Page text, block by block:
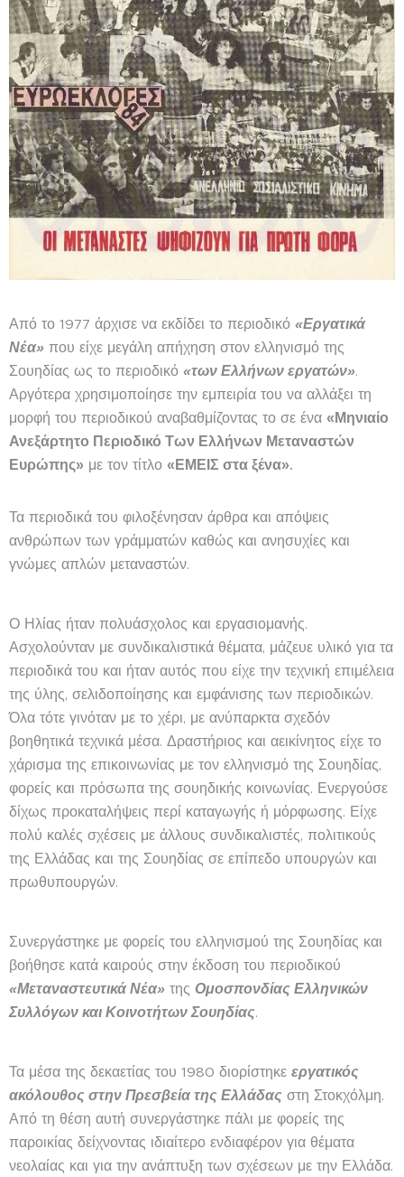
Από το 1977 άρχισε να εκδίδει το περιοδικό «Εργατικά
Νέα» που είχε μεγάλη απήχηση στον ελληνισμό της
Σουηδίας ως το περιοδικό «των Ελλήνων εργατών».
Αργότερα χρησιμοποίησε την εμπειρία του να αλλάξει τη
μορφή του περιοδικού αναβαθμίζοντας το σε ένα «Μηνιαίο
Ανεξάρτητο Περιοδικό Των Ελλήνων Μεταναστών
Ευρώπης» με τον τίτλο «ΕΜΕΙΣ στα ξένα».
Τα περιοδικά του φιλοξένησαν άρθρα και απόψεις
ανθρώπων των γράμματών καθώς και ανησυχίες και
γνώμες απλών μεταναστών.
Ο Ηλίας ήταν πολυάσχολος και εργασιομανής.
Ασχολούνταν με συνδικαλιστικά θέματα, μάζευε υλικό για τα
περιοδικά του και ήταν αυτός που είχε την τεχνική επιμέλεια
της ύλης, σελιδοποίησης και εμφάνισης των περιοδικών.
Όλα τότε γινόταν με το χέρι, με ανύπαρκτα σχεδόν
βοηθητικά τεχνικά μέσα. Δραστήριος και αεικίνητος είχε το
χάρισμα της επικοινωνίας με τον ελληνισμό της Σουηδίας,
φορείς και πρόσωπα της σουηδικής κοινωνίας. Ενεργούσε
δίχως προκαταλήψεις περί καταγωγής ή μόρφωσης. Είχε
πολύ καλές σχέσεις με άλλους συνδικαλιστές, πολιτικούς
της Ελλάδας και της Σουηδίας σε επίπεδο υπουργών και
πρωθυπουργών.
Συνεργάστηκε με φορείς του ελληνισμού της Σουηδίας και
βοήθησε κατά καιρούς στην έκδοση του περιοδικού
«Μεταναστευτικά Νέα» της Ομοσπονδίας Ελληνικών
Συλλόγων και Κοινοτήτων Σουηδίας.
Τα μέσα της δεκαετίας του 1980 διορίστηκε εργατικός
ακόλουθος στην Πρεσβεία της Ελλάδας στη Στοκχόλμη.
Από τη θέση αυτή συνεργάστηκε πάλι με φορείς της
παροικίας δείχνοντας ιδιαίτερο ενδιαφέρον για θέματα
νεολαίας και για την ανάπτυξη των σχέσεων με την Ελλάδα.